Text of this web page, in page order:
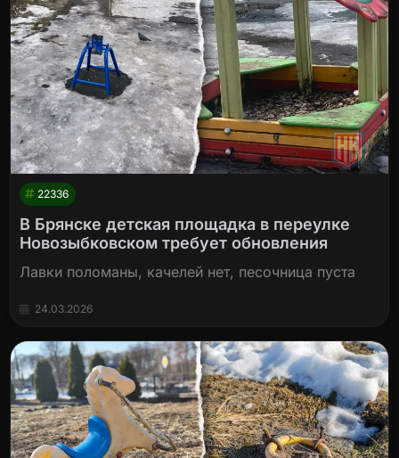
22336
В Брянске детская площадка в переулке
Новозыбковском требует обновления
Лавки поломаны, качелей нет, песочница пуста
24.03.2026